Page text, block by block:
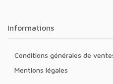
Informations
Conditions générales de
Mentions légales